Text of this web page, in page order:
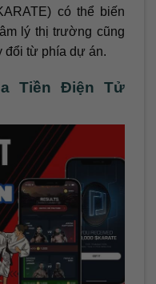
có thể biến
lý thị trường cũng
đổi từ phía dự án.
Tiền Điện Tử